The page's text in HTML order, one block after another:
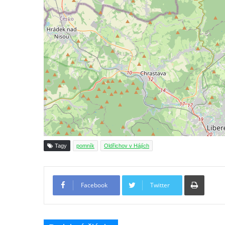
nad Vltavou
Hrob Václava Kufnera na hřbitově v Lužci
nad Vltavou
Pomník vojákům Rudé armády na hřbitově
v Lužci nad Vltavou
Pomník Ladislava Sedláčka a Karla Pelce u
silnice severně od Lužce nad Vltavou
Kenotaf Alfeda Harnische na hřbitově v
Hrobčicích
Pomník obětem válek v Hrobčicích
Pomník obětem válek v Mirošovicích
Hrob vojáků Rudé armády na hřbitově v
Račicích
Hrob Jiřího Dovhomilji na hřbitově v
Hrob Antonína Medáčka na hřbitově v
Tagy pomník Oldřichov v Hájích
Facebook Twitter